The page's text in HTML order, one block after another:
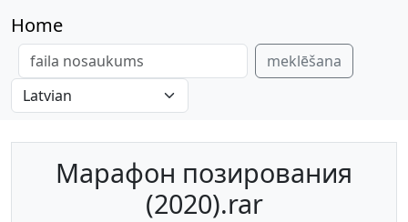
Home
meklēšana
Марафон позирования
(2020).rar